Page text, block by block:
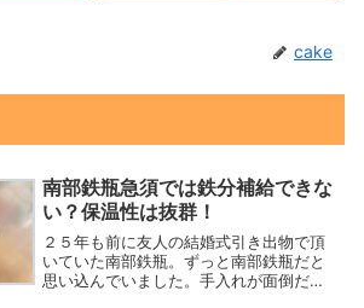
cake
南部鉄瓶急須では鉄分補給できな
い？保温性は抜群！
２５年も前に友人の結婚式引き出物で頂
いていた南部鉄瓶。ずっと南部鉄瓶だと
思い込んでいました。手入れが面倒だか